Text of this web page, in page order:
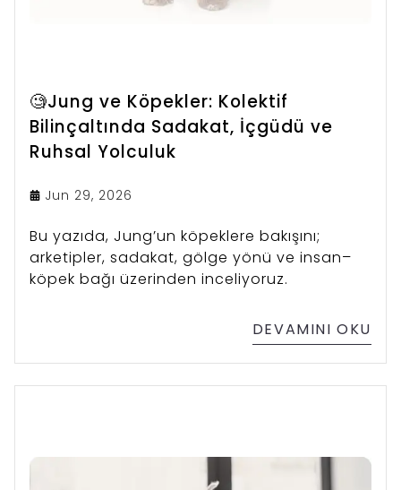
🧐Jung ve Köpekler: Kolektif
Bilinçaltında Sadakat, İçgüdü ve
Ruhsal Yolculuk
Jun 29, 2026
Bu yazıda, Jung’un köpeklere bakışını;
arketipler, sadakat, gölge yönü ve insan–
köpek bağı üzerinden inceliyoruz.
DEVAMINI OKU